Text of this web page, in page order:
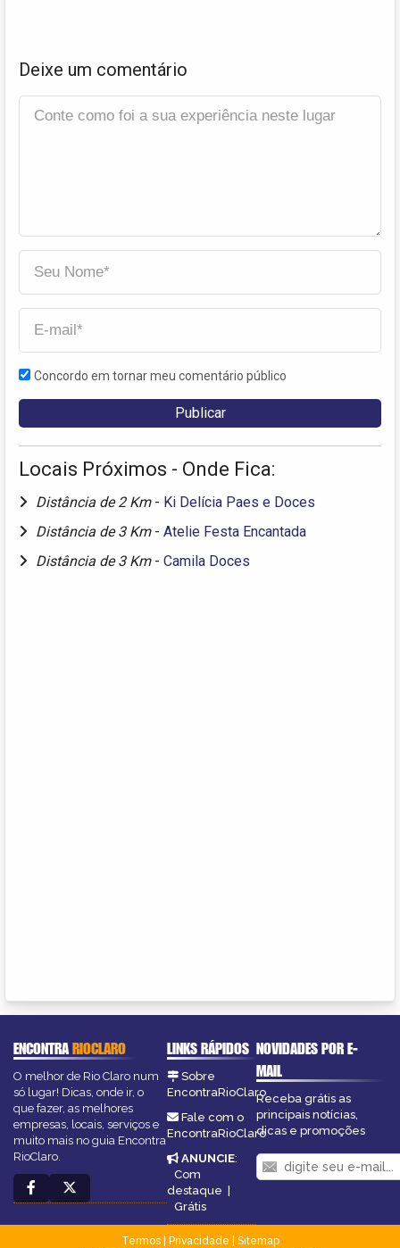
Deixe um comentário
Concordo em tornar meu comentário público
Locais Próximos - Onde Fica:
Distância de 2 Km - Ki Delícia Paes e Doces
Distância de 3 Km - Atelie Festa Encantada
Distância de 3 Km - Camila Doces
ENCONTRARIOCLARO
O melhor de Rio Claro num
só lugar! Dicas, onde ir, o
que fazer, as melhores
empresas, locais, serviços e
muito mais no guia Encontra
RioClaro.
LINKS RÁPIDOS
Sobre
EncontraRioClaro
Fale com o
EncontraRioClaro
ANUNCIE:
Com
destaque |
Grátis
NOVIDADES POR E-
MAIL
Receba grátis as
principais notícias,
dicas e promoções
Termos| Privacidade
Sitemap